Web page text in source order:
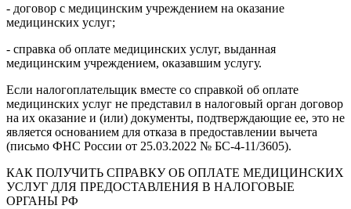
- договор с медицинским учреждением на оказание
медицинских услуг;
- справка об оплате медицинских услуг, выданная
медицинским учреждением, оказавшим услугу.
Если налогоплательщик вместе со справкой об оплате
медицинских услуг не представил в налоговый орган договор
на их оказание и (или) документы, подтверждающие ее, это не
является основанием для отказа в предоставлении вычета
(письмо ФНС России от 25.03.2022 № БС-4-11/3605).
КАК ПОЛУЧИТЬ СПРАВКУ ОБ ОПЛАТЕ МЕДИЦИНСКИХ
УСЛУГ ДЛЯ ПРЕДОСТАВЛЕНИЯ В НАЛОГОВЫЕ
ОРГАНЫ РФ